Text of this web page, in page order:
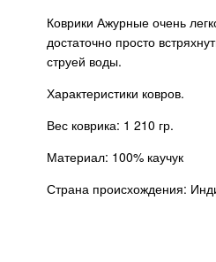
Коврики Ажурные очень
достаточно просто
струей воды.
Характеристики ковров.
Вес коврика: 1 210 гр.
Материал: 100% каучук
Страна происхождения: